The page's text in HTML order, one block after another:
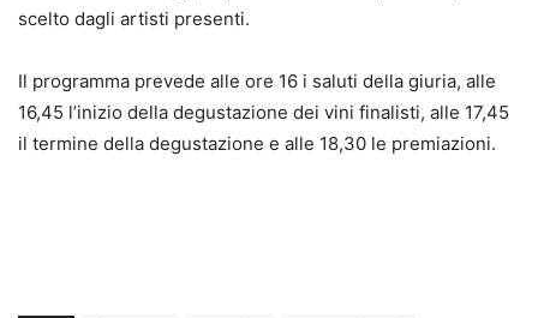
scelto dagli artisti presenti.
Il programma prevede alle ore 16 i saluti della giuria, alle
16,45 l’inizio della degustazione dei vini finalisti, alle 17,45
il termine della degustazione e alle 18,30 le premiazioni.